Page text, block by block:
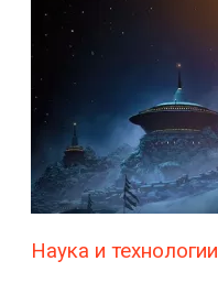
Наука и технологии